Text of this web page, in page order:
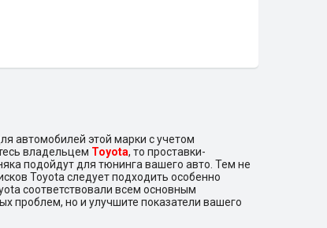
автомобилей этой марки с учетом
владельцем Toyota, то проставки-
подойдут для тюнинга вашего авто. Тем не
Toyota следует подходить особенно
соответствовали всем основным
проблем, но и улучшите показатели вашего